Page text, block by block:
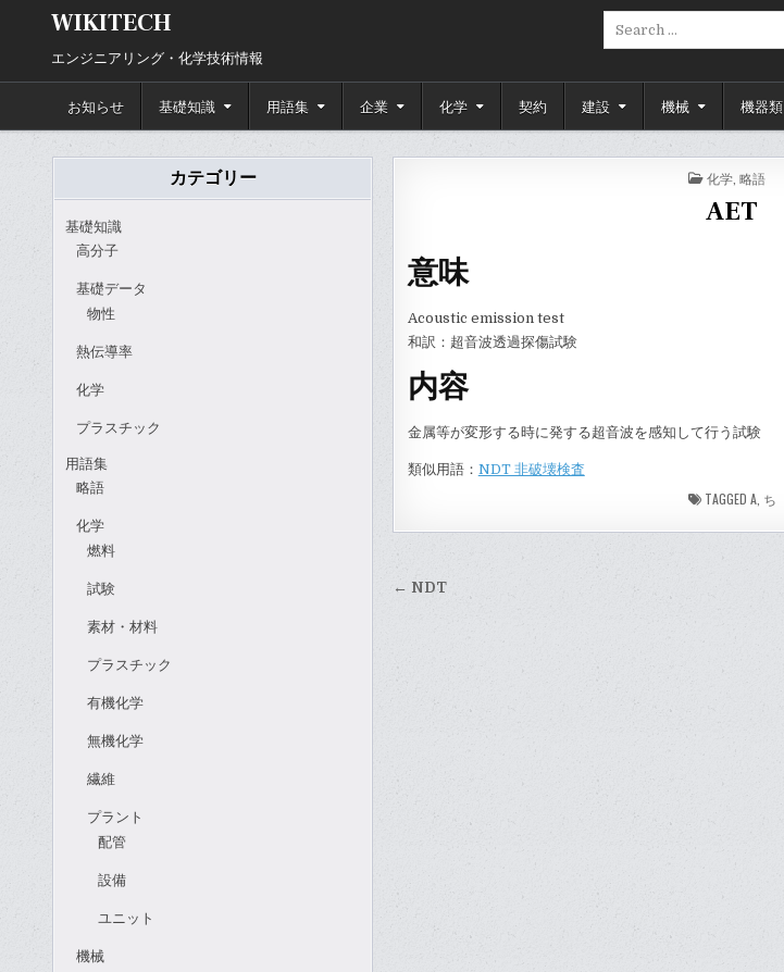
WIKITECH
エンジニアリング・化学技術情報
お知らせ 基礎知識 用語集 企業 化学 契約 建設 機械 機器類
カテゴリー
基礎知識
高分子
基礎データ
物性
熱伝導率
化学
プラスチック
用語集
略語
化学
燃料
試験
素材・材料
プラスチック
有機化学
無機化学
繊維
プラント
配管
設備
ユニット
機械
POSTED
IN
化学, 略語
AET
意味
Acoustic emission test
和訳：超音波透過探傷試験
内容
金属等が変形する時に発する超音波を感知して行う試験
類似用語： NDT 非破壊検査
TAGGED A, ち
投
← NDT